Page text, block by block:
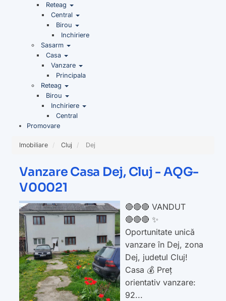
Reteag
Central
Birou
Inchiriere
Sasarm
Casa
Vanzare
Principala
Reteag
Birou
Inchiriere
Central
Promovare
Imobiliare Cluj Dej
Vanzare Casa Dej, Cluj - AQG-
V00021
🔴🔴🔴 VANDUT
🔴🔴🔴 ✨
Oportunitate unică
vanzare în Dej, zona
Dej, judetul Cluj!
Casa 💰 Preț
orientativ vanzare:
92...